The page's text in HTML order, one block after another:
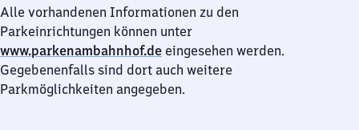
Alle vorhandenen Informationen zu den
Parkeinrichtungen können unter
www.parkenambahnhof.de eingesehen werden.
Gegebenenfalls sind dort auch weitere
Parkmöglichkeiten angegeben.